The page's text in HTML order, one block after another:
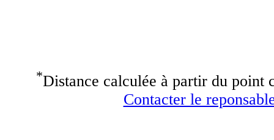
*Distance calculée à partir du point
Contacter le